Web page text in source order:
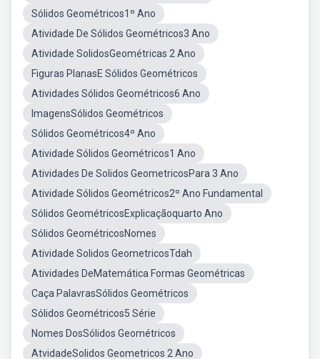
Sólidos Geométricos1º Ano
Atividade De Sólidos Geométricos3 Ano
Atividade SolidosGeométricas 2 Ano
Figuras PlanasE Sólidos Geométricos
Atividades Sólidos Geométricos6 Ano
ImagensSólidos Geométricos
Sólidos Geométricos4º Ano
Atividade Sólidos Geométricos1 Ano
Atividades De Solidos GeometricosPara 3 Ano
Atividade Sólidos Geométricos2º Ano Fundamental
Sólidos GeométricosExplicaçãoquarto Ano
Sólidos GeométricosNomes
Atividade Solidos GeometricosTdah
Atividades DeMatemática Formas Geométricas
Caça PalavrasSólidos Geométricos
Sólidos Geométricos5 Série
Nomes DosSólidos Geométricos
AtvidadeSolidos Geometricos 2 Ano